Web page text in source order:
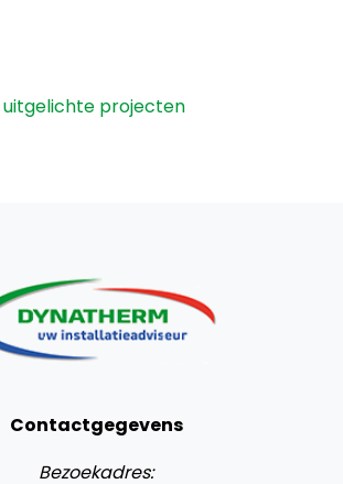
uitgelichte projecten
Contactgegevens
Bezoekadres: